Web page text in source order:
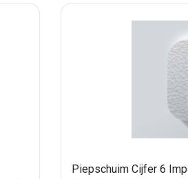
Piepschuim Cijfer 6